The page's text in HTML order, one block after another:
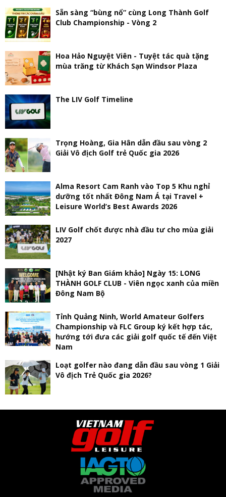
Sẵn sàng “bùng nổ” cùng Long Thành Golf
Club Championship - Vòng 2
Hoa Hảo Nguyệt Viên - Tuyệt tác quà tặng
mùa trăng từ Khách Sạn Windsor Plaza
The LIV Golf Timeline
Trọng Hoàng, Gia Hân dẫn đầu sau vòng 2
Giải Vô địch Golf trẻ Quốc gia 2026
Alma Resort Cam Ranh vào Top 5 Khu nghỉ
dưỡng tốt nhất Đông Nam Á tại Travel +
Leisure World’s Best Awards 2026
LIV Golf chốt được nhà đầu tư cho mùa giải
2027
[Nhật ký Ban Giám khảo] Ngày 15: LONG
THÀNH GOLF CLUB - Viên ngọc xanh của miền
Đông Nam Bộ
Tỉnh Quảng Ninh, World Amateur Golfers
Championship và FLC Group ký kết hợp tác,
hướng tới đưa các giải golf quốc tế đến Việt
Nam
Loạt golfer nào đang dẫn đầu sau vòng 1 Giải
Vô địch Trẻ Quốc gia 2026?